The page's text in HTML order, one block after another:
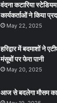
वंदना कटारिया
कार्यकर्ताओं ने किया
May 22, 2025
हरिद्वार में बदमाशों ने
मंसूबों पर फेरा पानी
May 20, 2025
आज से बदलेगा मौसम का